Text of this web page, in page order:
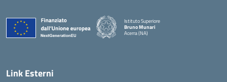
Istituto Superiore
Bruno Munari
Acerra (NA)
Link Esterni